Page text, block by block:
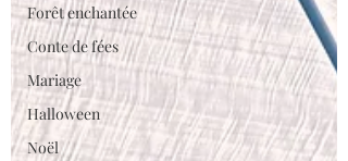
Forêt enchantée
Conte de fées
Mariage
Halloween
Noël